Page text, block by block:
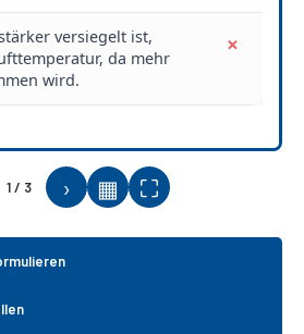
versiegelt ist,
da mehr
wird.
×
1 / 3 › ▦ ⛶